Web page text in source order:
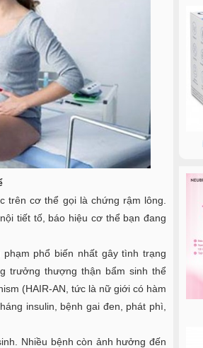
trên cơ thể gọi là chứng rậm lông.
tiết tố, báo hiệu cơ thể bạn đang
phổ biến nhất gây tình trạng
trưởng thượng thận bẩm sinh thể
(HAIR-AN, tức là nữ giới có hàm
insulin, bệnh gai đen, phát phì,
Nhiều bệnh còn ảnh hưởng đến